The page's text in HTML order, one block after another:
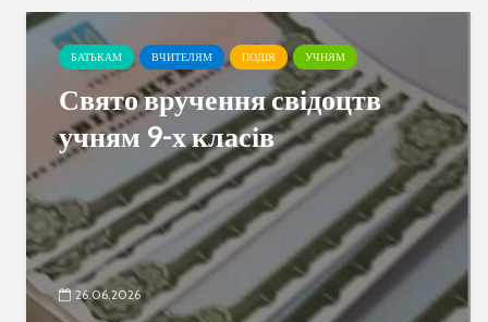
БАТЬКАМ ВЧИТЕЛЯМ ПОДІЯ УЧНЯМ
Свято вручення свідоцтв
учням 9-х класів
26.06.2026